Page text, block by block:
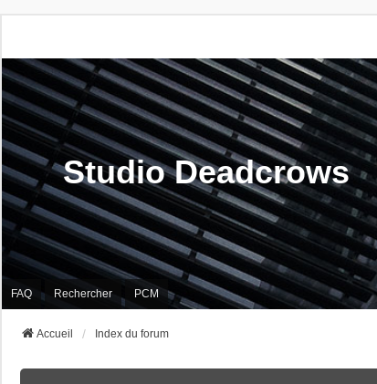
Studio Deadcrows
FAQ Rechercher PCM
Accueil Index du forum